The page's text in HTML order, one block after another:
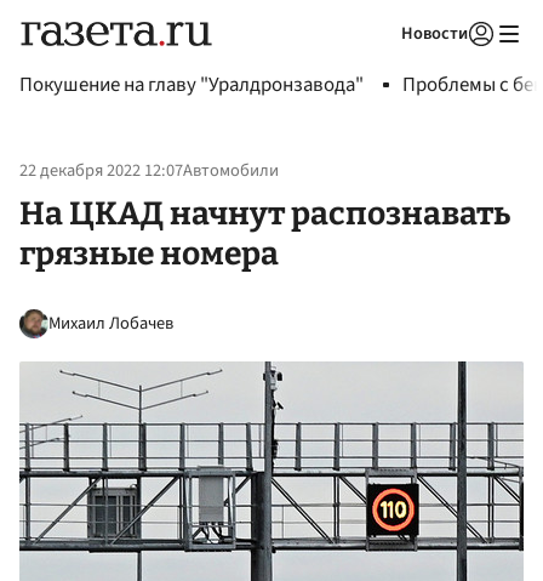
Новости
Покушение на главу "Уралдронзавода" Проблемы с
22 декабря 2022 12:07Автомобили
На ЦКАД начнут распознавать
грязные номера
Михаил Лобачев